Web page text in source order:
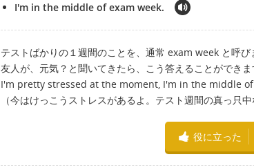
I'm in the middle of exam week.
テストばかりの１週間のことを、通常 exam week と呼び
友人が、元気？と聞いてきたら、こう答えることができま
I'm pretty stressed at the moment, I'm in the middle of
（今はけっこうストレスがあるよ。テスト週間の真っ只中
役に立った